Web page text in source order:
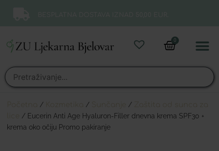
0
/ / /
/ Eucerin Anti Age Hyaluron-Filler dnevna krema SPF30 +
krema oko očiju Promo pakiranje